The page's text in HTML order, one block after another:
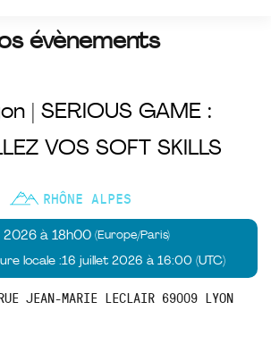
évènements
| SERIOUS GAME :
VOS SOFT SKILLS
RHÔNE ALPES
2026 à 18h00 (Europe/Paris)
locale :16 juillet 2026 à 16:00 (UTC)
JEAN-MARIE LECLAIR 69009 LYON